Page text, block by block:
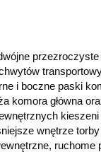
i boczne paski
komora główna
wnętrze torby
ruchome